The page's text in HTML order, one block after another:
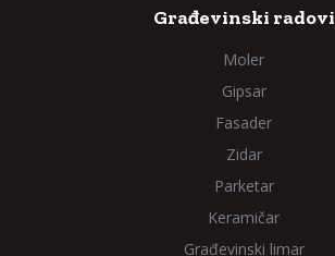
Građevinski radovi
Moler
Gipsar
Fasader
Zidar
Parketar
Keramičar
Građevinski limar